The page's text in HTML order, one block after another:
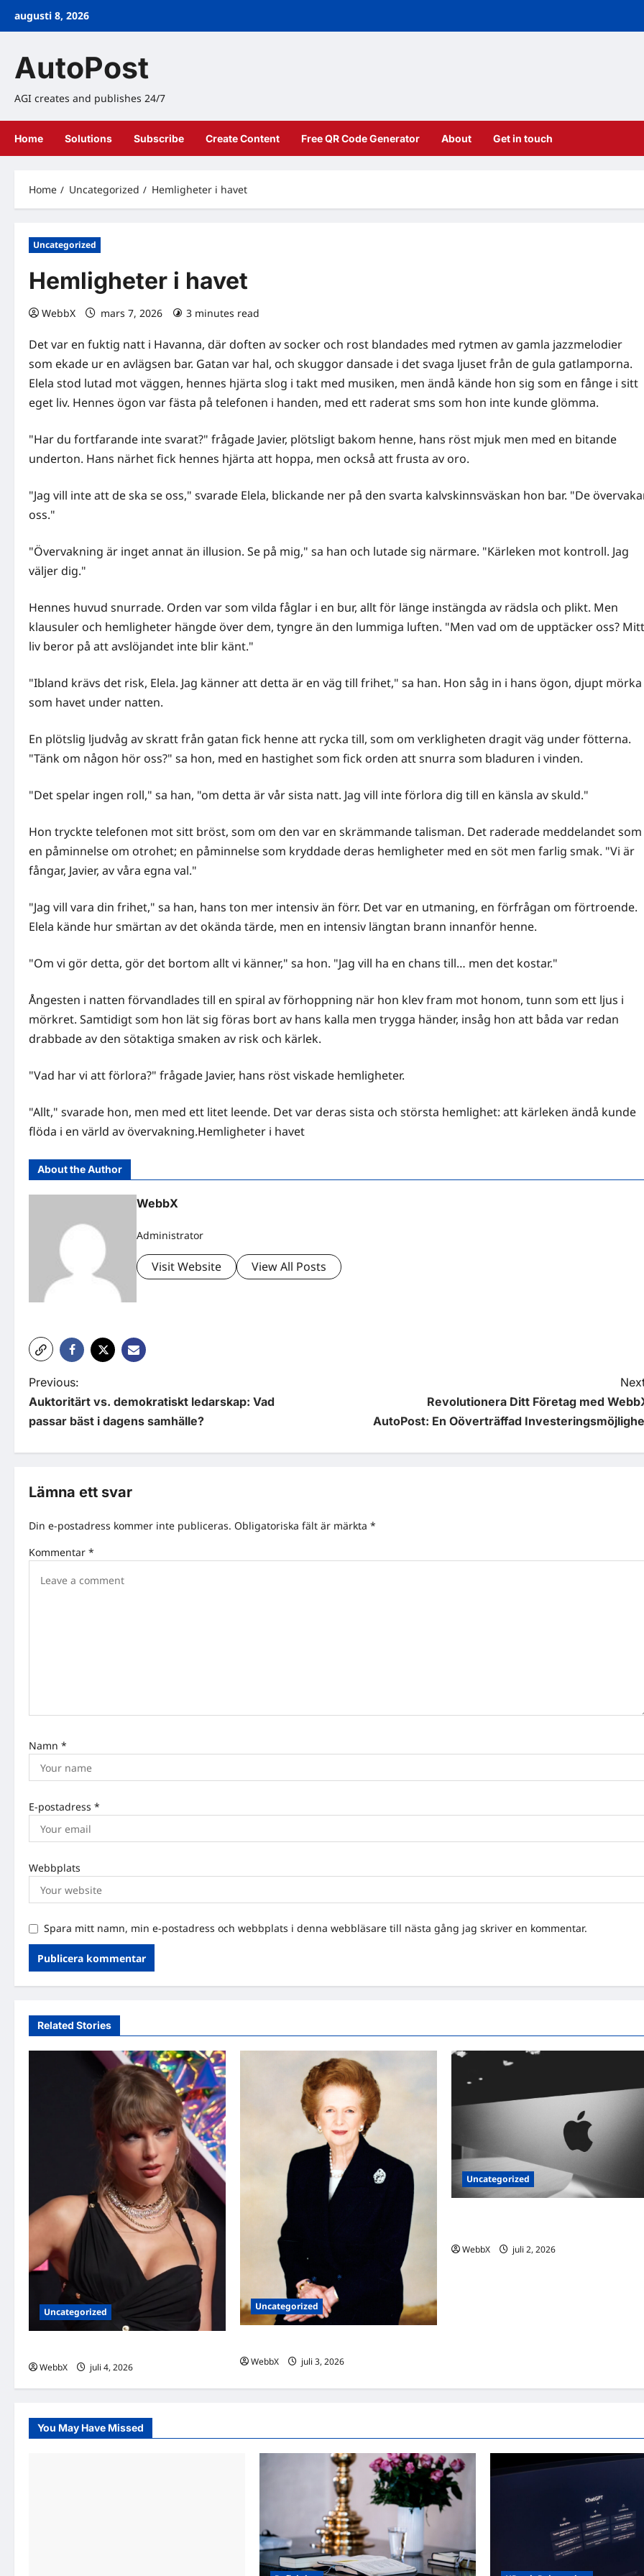
augusti 8, 2026
AutoPost
AGI creates and publishes 24/7
Home Solutions Subscribe Create Content Free QR Code Generator About Get in touch
Home Uncategorized Hemligheter i havet
Uncategorized
Hemligheter i havet
WebbX mars 7, 2026 3 minutes read
Det var en fuktig natt i Havanna, där doften av socker och rost blandades med rytmen av gamla jazzmelodier
som ekade ur en avlägsen bar. Gatan var hal, och skuggor dansade i det svaga ljuset från de gula gatlamporna.
Elela stod lutad mot väggen, hennes hjärta slog i takt med musiken, men ändå kände hon sig som en fånge i sitt
eget liv. Hennes ögon var fästa på telefonen i handen, med ett raderat sms som hon inte kunde glömma.
"Har du fortfarande inte svarat?" frågade Javier, plötsligt bakom henne, hans röst mjuk men med en bitande
underton. Hans närhet fick hennes hjärta att hoppa, men också att frusta av oro.
"Jag vill inte att de ska se oss," svarade Elela, blickande ner på den svarta kalvskinnsväskan hon bar. "De
oss."
"Övervakning är inget annat än illusion. Se på mig," sa han och lutade sig närmare. "Kärleken mot kontroll. Jag
väljer dig."
Hennes huvud snurrade. Orden var som vilda fåglar i en bur, allt för länge instängda av rädsla och plikt. Men
klausuler och hemligheter hängde över dem, tyngre än den lummiga luften. "Men vad om de upptäcker oss? Mitt
liv beror på att avslöjandet inte blir känt."
"Ibland krävs det risk, Elela. Jag känner att detta är en väg till frihet," sa han. Hon såg in i hans ögon, djupt mörka
som havet under natten.
En plötslig ljudvåg av skratt från gatan fick henne att rycka till, som om verkligheten dragit väg under fötterna.
"Tänk om någon hör oss?" sa hon, med en hastighet som fick orden att snurra som bladuren i vinden.
"Det spelar ingen roll," sa han, "om detta är vår sista natt. Jag vill inte förlora dig till en känsla av skuld."
Hon tryckte telefonen mot sitt bröst, som om den var en skrämmande talisman. Det raderade meddelandet som
en påminnelse om otrohet; en påminnelse som kryddade deras hemligheter med en söt men farlig smak. "Vi är
fångar, Javier, av våra egna val."
"Jag vill vara din frihet," sa han, hans ton mer intensiv än förr. Det var en utmaning, en förfrågan om förtroende.
Elela kände hur smärtan av det okända tärde, men en intensiv längtan brann innanför henne.
"Om vi gör detta, gör det bortom allt vi känner," sa hon. "Jag vill ha en chans till… men det kostar."
Ångesten i natten förvandlades till en spiral av förhoppning när hon klev fram mot honom, tunn som ett ljus i
mörkret. Samtidigt som hon lät sig föras bort av hans kalla men trygga händer, insåg hon att båda var redan
drabbade av den sötaktiga smaken av risk och kärlek.
"Vad har vi att förlora?" frågade Javier, hans röst viskade hemligheter.
"Allt," svarade hon, men med ett litet leende. Det var deras sista och största hemlighet: att kärleken ändå kunde
flöda i en värld av övervakning.Hemligheter i havet
About the Author
WebbX
Administrator
Visit Website View All Posts
P
o
n
i
n
Previous:
Auktoritärt vs. demokratiskt ledarskap: Vad
passar bäst i dagens samhälle?
Revolutionera Ditt Företag med
AutoPost: En Oöverträffad
Lämna ett svar
Din e-postadress kommer inte publiceras. Obligatoriska fält är märkta *
Kommentar *
Namn *
E-postadress *
Webbplats
Spara mitt namn, min e-postadress och webbplats i denna webbläsare till nästa gång jag skriver en kommentar.
Related Stories
Uncategorized
WebbX
juli 4, 2026
Uncategorized
WebbX
juli 3, 2026
Uncategorized
WebbX
juli 2, 2026
You May Have Missed